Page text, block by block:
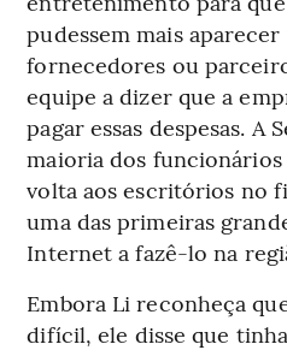
pudessem mais
fornecedores ou
equipe a dizer que a
pagar essas despesas. A
maioria dos funcionários
volta aos escritórios no
uma das primeiras
Internet a fazê-lo na
Embora Li reconheça
difícil, ele disse que